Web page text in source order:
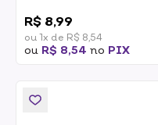
R$ 8,99
ou 1x de R$ 8,54
ou R$ 8,54 no PIX